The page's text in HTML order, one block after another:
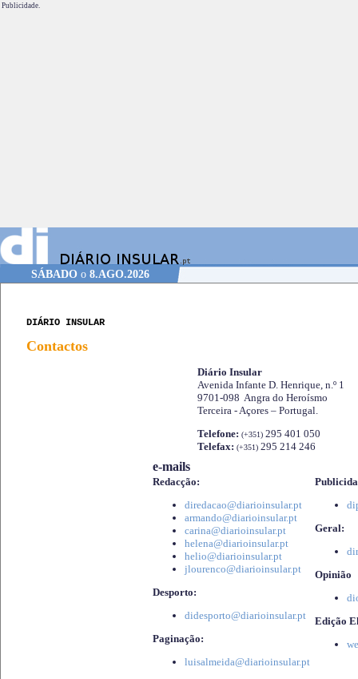
Publicidade.
SÁBADOo 8.AGO.2026
DIÁRIO INSULAR
Contactos
Diário Insular
Avenida Infante D. Henrique, n.º 1
9701-098 Angra do Heroísmo
Terceira - Açores – Portugal.
Telefone: (+351) 295 401 050
Telefax: (+351) 295 214 246
e-mails
Redacção:
diredacao@diarioinsular.pt
armando@diarioinsular.pt
carina@diarioinsular.pt
helena@diarioinsular.pt
helio@diarioinsular.pt
jlourenco@diarioinsular.pt
Desporto:
didesporto@diarioinsular.pt
Paginação:
luisalmeida@diarioinsular.pt
Geral:
Opinião
Edição